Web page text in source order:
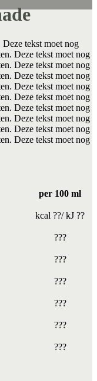
tekst moet nog
Deze tekst moet nog
Deze tekst moet nog
Deze tekst moet nog
Deze tekst moet nog
Deze tekst moet nog
Deze tekst moet nog
Deze tekst moet nog
Deze tekst moet nog
Deze tekst moet nog
per 100 ml
kcal ??/ kJ ??
???
???
???
???
???
???